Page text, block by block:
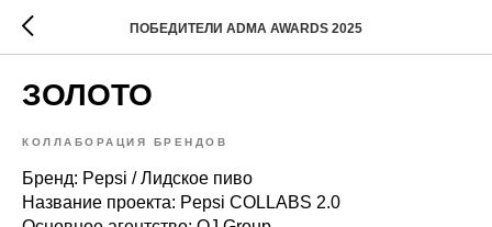
ПОБЕДИТЕЛИ ADMA AWARDS 2025
ЗОЛОТО
КОЛЛАБОРАЦИЯ БРЕНДОВ
Бренд: Pepsi / Лидское пиво
Название проекта: Pepsi COLLABS 2.0